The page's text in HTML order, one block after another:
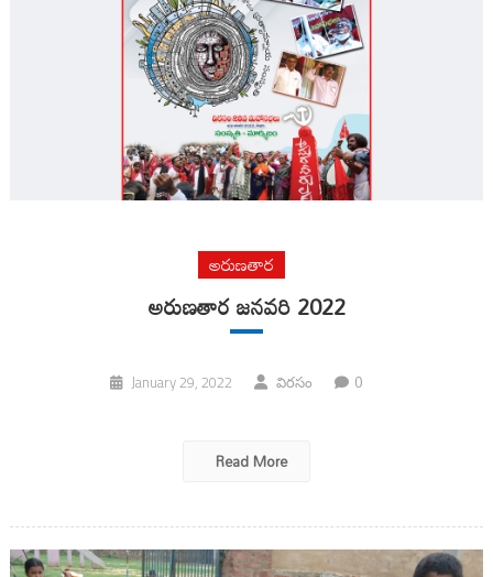
అరుణతార
అరుణతార జనవరి 2022
January 29, 2022 విరసం 0
Read More